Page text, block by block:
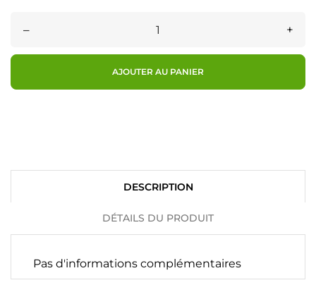
– +
AJOUTER AU PANIER
DESCRIPTION
DÉTAILS DU PRODUIT
Pas d'informations complémentaires